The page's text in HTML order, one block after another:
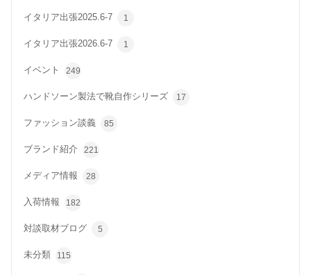
イタリア出張2025.6-7 1
イタリア出張2026.6-7 1
イベント 249
ハンドソーン製法で靴自作シリーズ 17
ファッション談義 85
ブランド紹介 221
メディア情報 28
入荷情報 182
対談取材ブログ 5
未分類 115